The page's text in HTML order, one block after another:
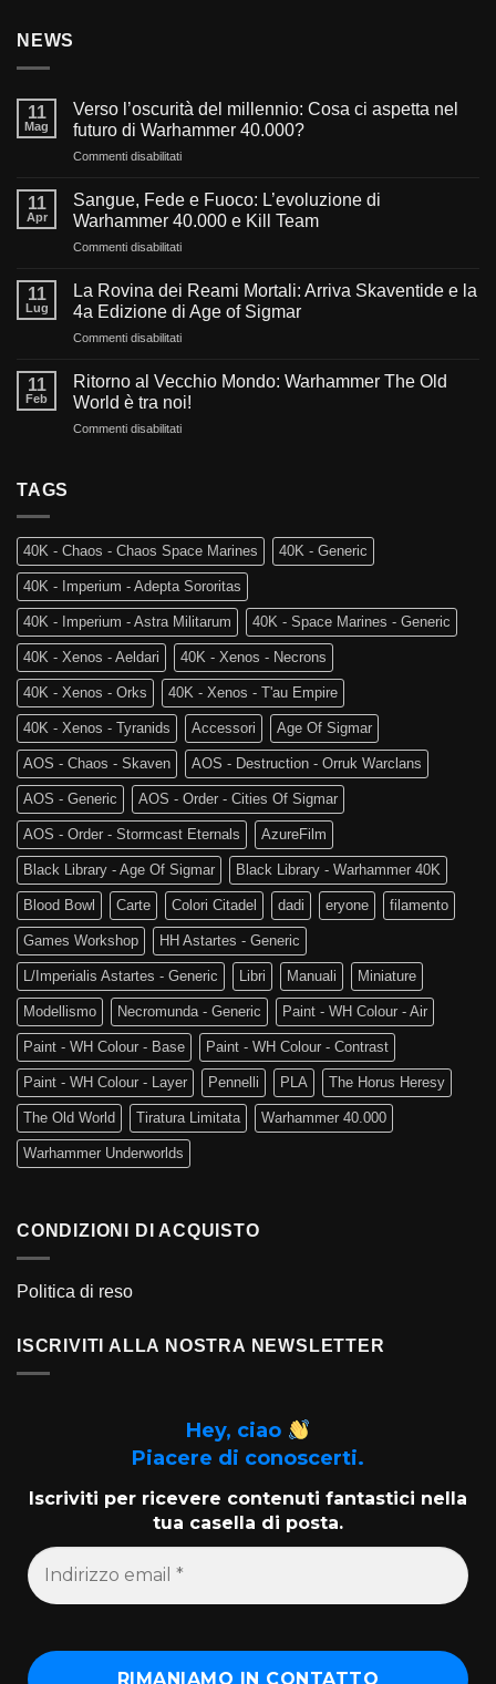
NEWS
11
Mag
Verso l’oscurità del millennio: Cosa ci aspetta nel
futuro di Warhammer 40.000?
Commenti disabilitatisu
l’oscurità
del
millennio:
Cosa
aspetta
nel
futuro
di
40.000?
11
Apr
Sangue, Fede e Fuoco: L’evoluzione di
Warhammer 40.000 e Kill Team
Commenti disabilitatisu
Fede
e
Fuoco:
L’evoluzione
Warhammer
40.000
Kill
11
Lug
La Rovina dei Reami Mortali: Arriva Skaventide e la
4a Edizione di Age of Sigmar
Commenti disabilitatisu
Rovina
dei
Reami
Mortali:
Edizione
di
Age
of
Sigmar
11
Feb
Ritorno al Vecchio Mondo: Warhammer The Old
World è tra noi!
Commenti disabilitatisu
The
Old
World
tra
noi!
TAGS
40K - Chaos - Chaos Space Marines 40K - Generic
40K - Imperium - Adepta Sororitas
40K - Imperium - Astra Militarum 40K - Space Marines - Generic
40K - Xenos - Aeldari 40K - Xenos - Necrons
40K - Xenos - Orks 40K - Xenos - T'au Empire
40K - Xenos - Tyranids Accessori Age Of Sigmar
AOS - Chaos - Skaven AOS - Destruction - Orruk Warclans
AOS - Generic AOS - Order - Cities Of Sigmar
AOS - Order - Stormcast Eternals AzureFilm
Black Library - Age Of Sigmar Black Library - Warhammer 40K
Blood Bowl Carte Colori Citadel dadi eryone filamento
Games Workshop HH Astartes - Generic
L/Imperialis Astartes - Generic Libri Manuali Miniature
Modellismo Necromunda - Generic Paint - WH Colour - Air
Paint - WH Colour - Base Paint - WH Colour - Contrast
Paint - WH Colour - Layer Pennelli PLA The Horus Heresy
The Old World Tiratura Limitata Warhammer 40.000
Warhammer Underworlds
CONDIZIONI DI ACQUISTO
Politica di reso
ISCRIVITI ALLA NOSTRA NEWSLETTER
Hey, ciao
Piacere di conoscerti.
Iscriviti per ricevere contenuti fantastici nella
tua casella di posta.